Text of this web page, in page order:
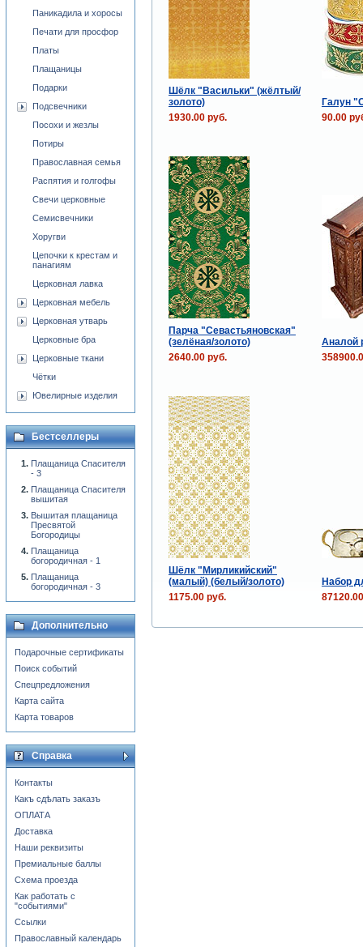
Шёлк "Васильки" (жёлтый/
золото)
Галун
1930.00 руб.
90.00
Парча "Севастьяновская"
(зелёная/золото)
Аналой
2640.00 руб.
Шёлк "Мирликийский"
(малый) (белый/золото)
Набор
1175.00 руб.
Паникадила и хоросы
Печати для просфор
Платы
Плащаницы
Подарки
Подсвечники
Посохи и жезлы
Потиры
Православная семья
Распятия и голгофы
Свечи церковные
Семисвечники
Хоругви
Цепочки к крестам и
панагиям
Церковная лавка
Церковная мебель
Церковная утварь
Церковные бра
Церковные ткани
Чётки
Ювелирные изделия
Бестселлеры
Плащаница Спасителя
- 3
Плащаница Спасителя
вышитая
Вышитая плащаница
Пресвятой
Богородицы
Плащаница
богородичная - 1
Плащаница
богородичная - 3
Дополнительно
Подарочные сертификаты
Поиск событий
Спецпредложения
Карта сайта
Карта товаров
Справка
Контакты
Какъ сдѣлать заказъ
ОПЛАТА
Доставка
Наши реквизиты
Премиальные баллы
Схема проезда
Как работать с
"событиями"
Ссылки
Православный календарь